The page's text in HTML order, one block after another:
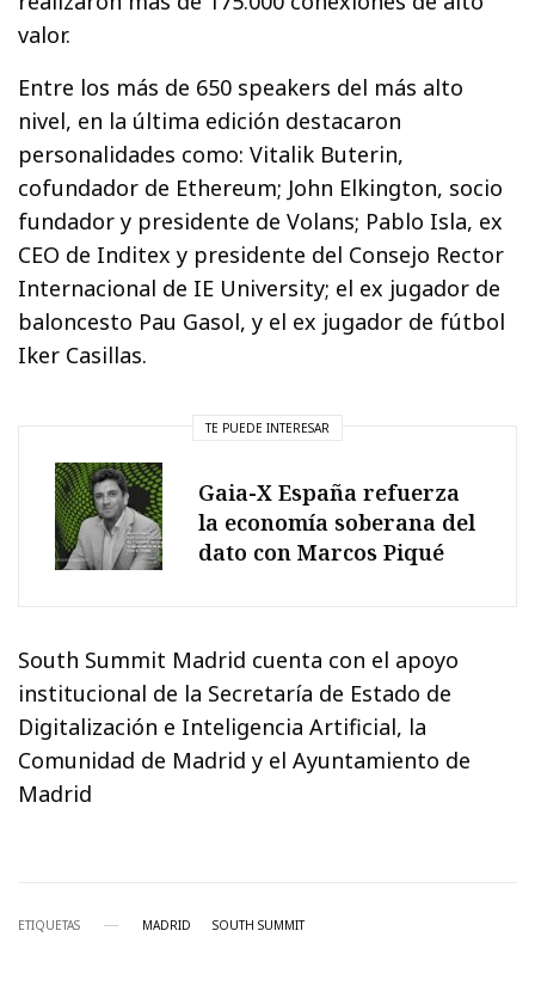
valor.
Entre los más de 650 speakers del más alto
nivel, en la última edición destacaron
personalidades como: Vitalik Buterin,
cofundador de Ethereum; John Elkington, socio
fundador y presidente de Volans; Pablo Isla, ex
CEO de Inditex y presidente del Consejo Rector
Internacional de IE University; el ex jugador de
baloncesto Pau Gasol, y el ex jugador de fútbol
Iker Casillas.
TE PUEDE INTERESAR
Gaia-X España refuerza
la economía soberana del
dato con Marcos Piqué
South Summit Madrid cuenta con el apoyo
institucional de la Secretaría de Estado de
Digitalización e Inteligencia Artificial, la
Comunidad de Madrid y el Ayuntamiento de
Madrid
ETIQUETAS MADRID SOUTH SUMMIT